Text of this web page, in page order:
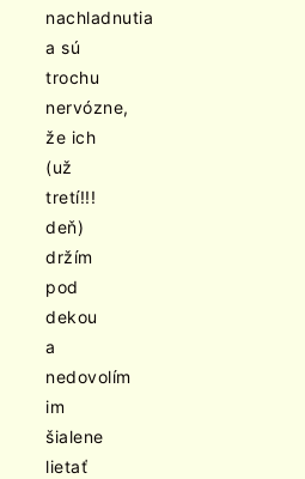
nachladnutia
a sú
trochu
nervózne,
že ich
(už
tretí!!!
deň)
držím
pod
dekou
a
nedovolím
im
šialene
lietať